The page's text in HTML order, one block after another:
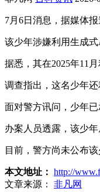
7月6日消息，据媒体
该少年涉嫌利用生成
据悉，其在2025年11
调查指出，这名少年
面对警方讯问，少年
办案人员透露，该少
目前，警方尚未公布
本文地址： http://
文章来源：
非凡网